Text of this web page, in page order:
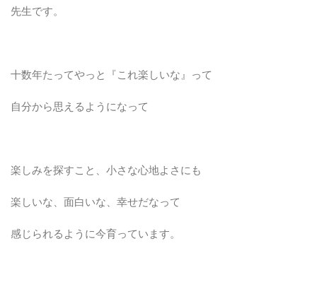
先生です。
十数年たってやっと『これ楽しいな』って
自分から思えるようになって
楽しみを探すこと、小さな心地よさにも
楽しいな、面白いな、幸せだなって
感じられるように今育っています。